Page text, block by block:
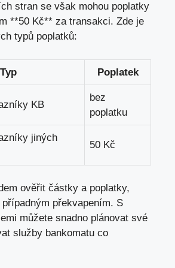
stran se však mohou poplatky
**50 Kč** za transakci. Zde je
typů poplatků:
Typ Poplatek
KB
bez
poplatku
jiných
50 Kč
ověřit částky a poplatky,
překvapením. S
můžete snadno plánovat své
služby bankomatu co